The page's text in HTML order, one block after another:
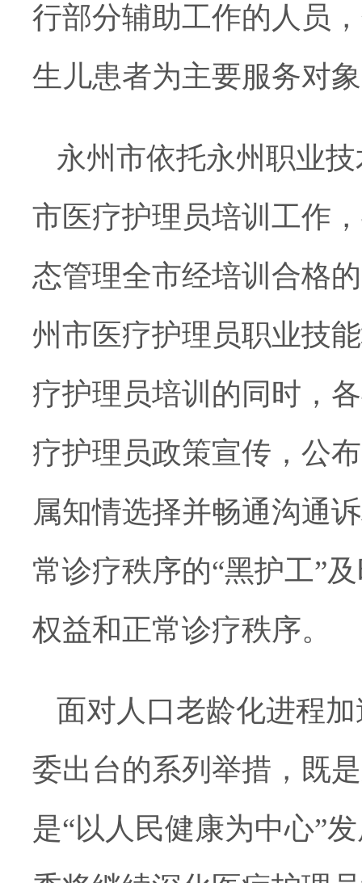
行部分辅助工作的人员
生儿患者为主要服务对
永州市依托永州职业
市医疗护理员培训工作，
态管理全市经培训合格
州市医疗护理员职业技
疗护理员培训的同时，
疗护理员政策宣传，公
属知情选择并畅通沟通
常诊疗秩序的“黑护工”
权益和正常诊疗秩序。
面对人口老龄化进程
委出台的系列举措，既
是“以人民健康为中心”